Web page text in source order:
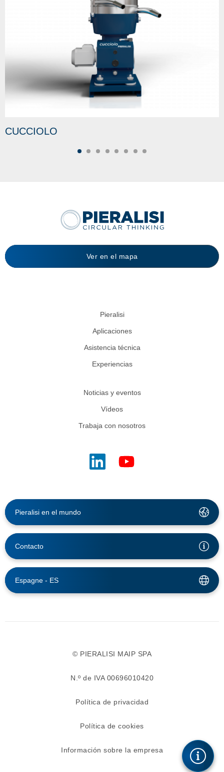
CUCCIOLO
Ver en el mapa
Pieralisi
Aplicaciones
Asistencia técnica
Experiencias
Noticias y eventos
Vídeos
Trabaja con nosotros
Pieralisi en el mundo
Contacto
Espagne - ES
© PIERALISI MAIP SPA
N.º de IVA 00696010420
Política de privacidad
Política de cookies
Información sobre la empresa